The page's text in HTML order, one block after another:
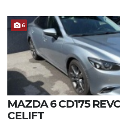
6
MAZDA 6 CD175
CELIFT